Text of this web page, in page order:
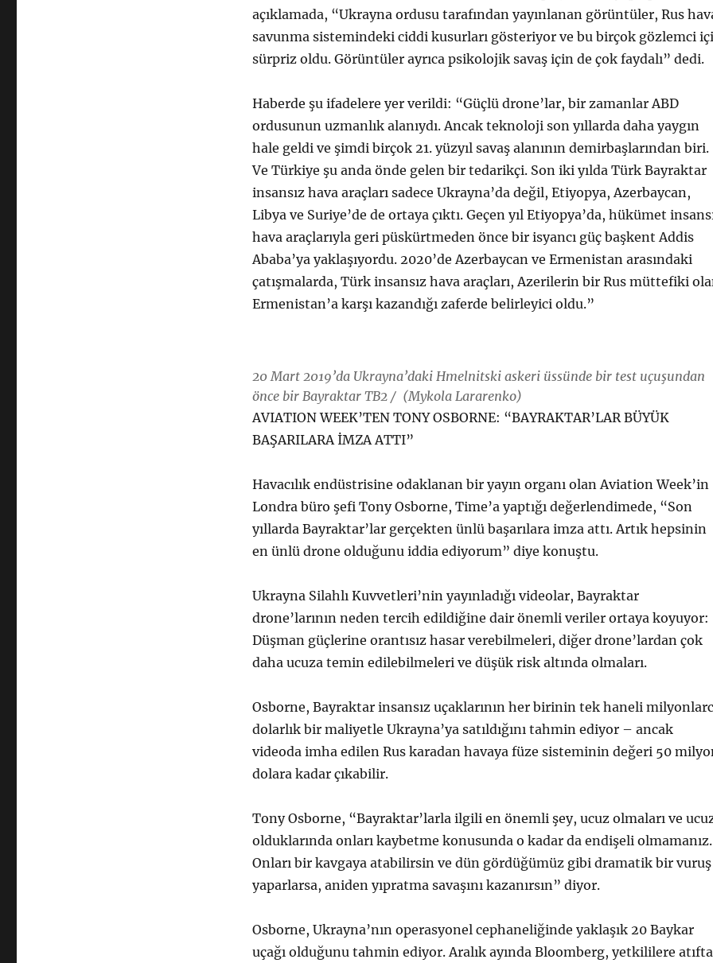
açıklamada, “Ukrayna ordusu tarafından yayınlanan görüntüler, Rus
savunma sistemindeki ciddi kusurları gösteriyor ve bu birçok gözlemci
sürpriz oldu. Görüntüler ayrıca psikolojik savaş için de çok faydalı” dedi.
Haberde şu ifadelere yer verildi: “Güçlü drone’lar, bir zamanlar ABD
ordusunun uzmanlık alanıydı. Ancak teknoloji son yıllarda daha yaygın
hale geldi ve şimdi birçok 21. yüzyıl savaş alanının demirbaşlarından biri.
Ve Türkiye şu anda önde gelen bir tedarikçi. Son iki yılda Türk Bayraktar
insansız hava araçları sadece Ukrayna’da değil, Etiyopya, Azerbaycan,
Libya ve Suriye’de de ortaya çıktı. Geçen yıl Etiyopya’da, hükümet
hava araçlarıyla geri püskürtmeden önce bir isyancı güç başkent Addis
Ababa’ya yaklaşıyordu. 2020’de Azerbaycan ve Ermenistan arasındaki
çatışmalarda, Türk insansız hava araçları, Azerilerin bir Rus müttefiki
Ermenistan’a karşı kazandığı zaferde belirleyici oldu.”
20 Mart 2019’da Ukrayna’daki Hmelnitski askeri üssünde bir test uçuşundan
önce bir Bayraktar TB2 / (Mykola Lararenko)
AVIATION WEEK’TEN TONY OSBORNE: “BAYRAKTAR’LAR BÜYÜK
BAŞARILARA İMZA ATTI”
Havacılık endüstrisine odaklanan bir yayın organı olan Aviation Week’in
Londra büro şefi Tony Osborne, Time’a yaptığı değerlendimede, “Son
yıllarda Bayraktar’lar gerçekten ünlü başarılara imza attı. Artık hepsinin
en ünlü drone olduğunu iddia ediyorum” diye konuştu.
Ukrayna Silahlı Kuvvetleri’nin yayınladığı videolar, Bayraktar
drone’larının neden tercih edildiğine dair önemli veriler ortaya koyuyor:
Düşman güçlerine orantısız hasar verebilmeleri, diğer drone’lardan çok
daha ucuza temin edilebilmeleri ve düşük risk altında olmaları.
Osborne, Bayraktar insansız uçaklarının her birinin tek haneli
dolarlık bir maliyetle Ukrayna’ya satıldığını tahmin ediyor – ancak
videoda imha edilen Rus karadan havaya füze sisteminin değeri 50
dolara kadar çıkabilir.
Tony Osborne, “Bayraktar’larla ilgili en önemli şey, ucuz olmaları ve
olduklarında onları kaybetme konusunda o kadar da endişeli olmamanız.
Onları bir kavgaya atabilirsin ve dün gördüğümüz gibi dramatik bir vuruş
yaparlarsa, aniden yıpratma savaşını kazanırsın” diyor.
Osborne, Ukrayna’nın operasyonel cephaneliğinde yaklaşık 20 Baykar
uçağı olduğunu tahmin ediyor. Aralık ayında Bloomberg, yetkililere atıfta